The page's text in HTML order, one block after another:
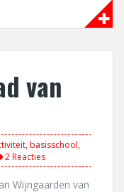
van
,basisschool,
2 Reacties
Wijngaarden van